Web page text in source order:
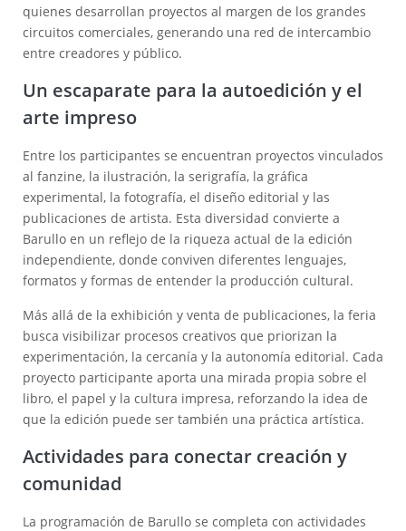
quienes desarrollan proyectos al margen de los grandes
circuitos comerciales, generando una red de intercambio
entre creadores y público.
Un escaparate para la autoedición y el
arte impreso
Entre los participantes se encuentran proyectos vinculados
al fanzine, la ilustración, la serigrafía, la gráfica
experimental, la fotografía, el diseño editorial y las
publicaciones de artista. Esta diversidad convierte a
Barullo en un reflejo de la riqueza actual de la edición
independiente, donde conviven diferentes lenguajes,
formatos y formas de entender la producción cultural.
Más allá de la exhibición y venta de publicaciones, la feria
busca visibilizar procesos creativos que priorizan la
experimentación, la cercanía y la autonomía editorial. Cada
proyecto participante aporta una mirada propia sobre el
libro, el papel y la cultura impresa, reforzando la idea de
que la edición puede ser también una práctica artística.
Actividades para conectar creación y
comunidad
La programación de Barullo se completa con actividades